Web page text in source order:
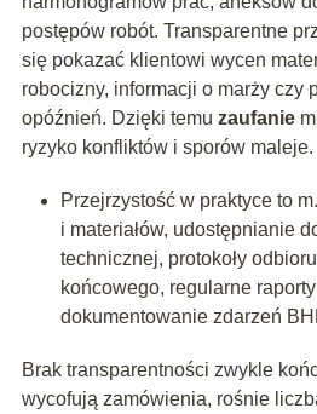
postępów robót. Transparentne
się pokazać klientowi wycen
robocizny, informacji o marży czy
opóźnień. Dzięki temu zaufanie
ryzyko konfliktów i sporów maleje.
Przejrzystość w praktyce to
i materiałów, udostępnianie
technicznej, protokoły
końcowego, regularne
dokumentowanie zdarzeń
Brak transparentności zwykle
wycofują zamówienia, rośnie